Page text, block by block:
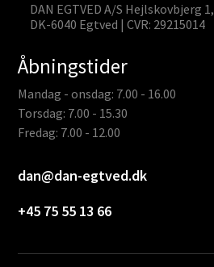
DAN EGTVED A/S Hejlskovbjerg 1,
DK-6040 Egtved | CVR: 29215014
Åbningstider
Mandag - onsdag: 7.00 - 16.00
Torsdag: 7.00 - 15.30
Fredag: 7.00 - 12.00
dan@dan-egtved.dk
+45 75 55 13 66